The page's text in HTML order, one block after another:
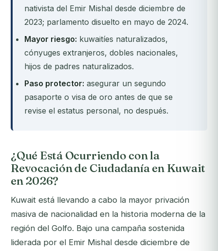
nativista del Emir Mishal desde diciembre de
2023; parlamento disuelto en mayo de 2024.
Mayor riesgo: kuwaitíes naturalizados,
cónyuges extranjeros, dobles nacionales,
hijos de padres naturalizados.
Paso protector: asegurar un segundo
pasaporte o visa de oro antes de que se
revise el estatus personal, no después.
¿Qué Está Ocurriendo con la
Revocación de Ciudadanía en Kuwait
en 2026?
Kuwait está llevando a cabo la mayor privación
masiva de nacionalidad en la historia moderna de la
región del Golfo. Bajo una campaña sostenida
liderada por el Emir Mishal desde diciembre de